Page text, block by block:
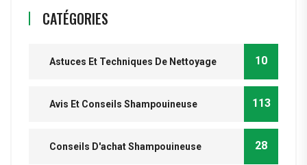
CATÉGORIES
Astuces Et Techniques De Nettoyage 10
Avis Et Conseils Shampouineuse 113
Conseils D'achat Shampouineuse 28